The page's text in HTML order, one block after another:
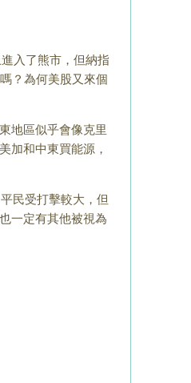
入了熊市，但納指
？為何美股又來個
地區似乎會像克里
加和中東買能源，
民受打擊較大，但
一定有其他被視為